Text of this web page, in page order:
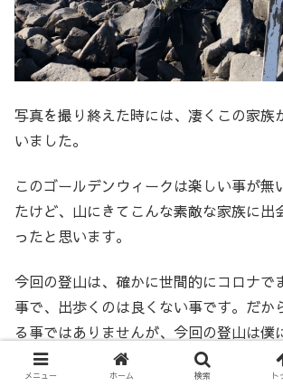
写真を撮り終えた時には、凄くこの家族
いました。
このゴールデンウィークは楽しい事が無
たけど、山にきてこんな素敵な家族に出
ったと思います。
今回の登山は、確かに世間的にコロナで
事で、出歩くのは良くない事です。だか
る事ではありませんが、今回の登山は僕
味のある登山になりました。
メニュー ホーム 検索 ト